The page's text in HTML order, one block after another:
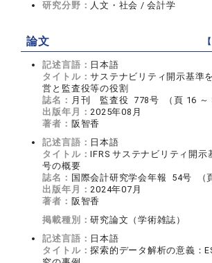
研究分野： 人文・社会 / 会計学
論文
記述言語： 日本語
タイトル：サステナビリティ開示基準
営と監査役等の役割
誌名： 月刊 監査役 778号 （頁 16 ～
出版年月： 2025年08月
著者： 阪智香
記述言語： 日本語
タイトル：IFRS サステナビリティ開示
号の概要
誌名： 国際会計研究学会年報 54号 （
出版年月： 2024年07月
著者： 阪智香
掲載種別：研究論文（学術雑誌）
記述言語： 日本語
タイトル：探索的データ解析の意義：